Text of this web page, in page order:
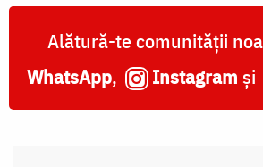
Alătură-te comunității
WhatsApp, Instagram și